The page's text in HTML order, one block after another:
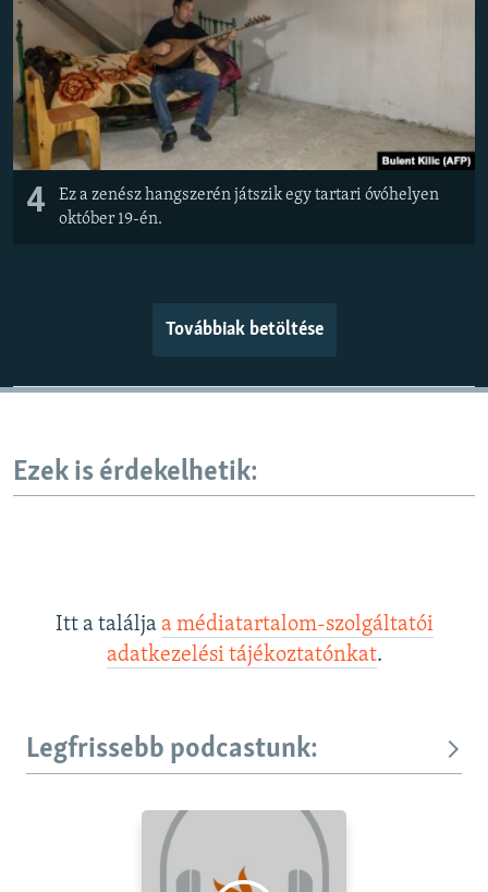
4
Ez a zenész hangszerén játszik egy tartari óvóhelyen
október 19-én.
Továbbiak betöltése
Ezek is érdekelhetik:
Itt a találja a médiatartalom-szolgáltatói
adatkezelési tájékoztatónkat.
Legfrissebb podcastunk: